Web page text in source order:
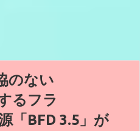
のない
るフラ
「BFD 3.5」が